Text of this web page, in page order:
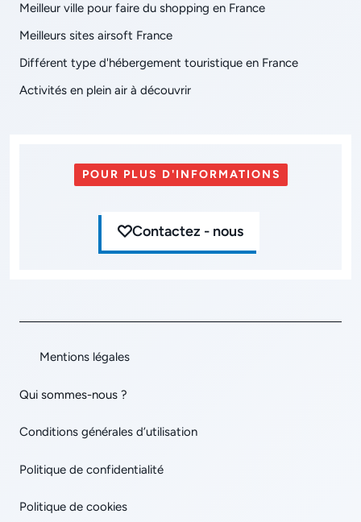
Meilleur ville pour faire du shopping en France
Meilleurs sites airsoft France
Différent type d'hébergement touristique en France
Activités en plein air à découvrir
POUR PLUS D'INFORMATIONS
Contactez - nous
Mentions légales
Qui sommes-nous ?
Conditions générales d’utilisation
Politique de confidentialité
Politique de cookies